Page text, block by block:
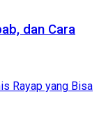
dan Cara